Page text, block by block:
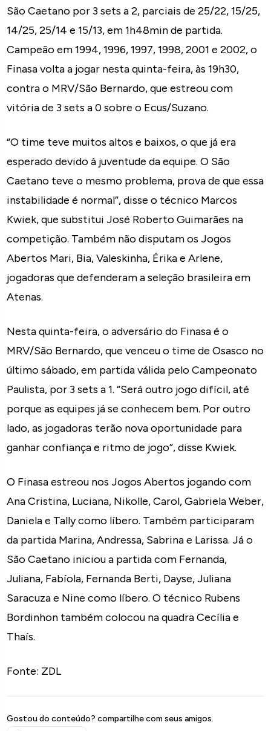
São Caetano por 3 sets a 2, parciais de 25/22, 15/25,
14/25, 25/14 e 15/13, em 1h48min de partida.
Campeão em 1994, 1996, 1997, 1998, 2001 e 2002, o
Finasa volta a jogar nesta quinta-feira, às 19h30,
contra o MRV/São Bernardo, que estreou com
vitória de 3 sets a 0 sobre o Ecus/Suzano.
“O time teve muitos altos e baixos, o que já era
esperado devido à juventude da equipe. O São
Caetano teve o mesmo problema, prova de que essa
instabilidade é normal”, disse o técnico Marcos
Kwiek, que substitui José Roberto Guimarães na
competição. Também não disputam os Jogos
Abertos Mari, Bia, Valeskinha, Érika e Arlene,
jogadoras que defenderam a seleção brasileira em
Atenas.
Nesta quinta-feira, o adversário do Finasa é o
MRV/São Bernardo, que venceu o time de Osasco no
último sábado, em partida válida pelo Campeonato
Paulista, por 3 sets a 1. “Será outro jogo difícil, até
porque as equipes já se conhecem bem. Por outro
lado, as jogadoras terão nova oportunidade para
ganhar confiança e ritmo de jogo”, disse Kwiek.
O Finasa estreou nos Jogos Abertos jogando com
Ana Cristina, Luciana, Nikolle, Carol, Gabriela Weber,
Daniela e Tally como líbero. Também participaram
da partida Marina, Andressa, Sabrina e Larissa. Já o
São Caetano iniciou a partida com Fernanda,
Juliana, Fabíola, Fernanda Berti, Dayse, Juliana
Saracuza e Nine como líbero. O técnico Rubens
Bordinhon também colocou na quadra Cecília e
Thaís.
Fonte: ZDL
Gostou do conteúdo? compartilhe com seus amigos.